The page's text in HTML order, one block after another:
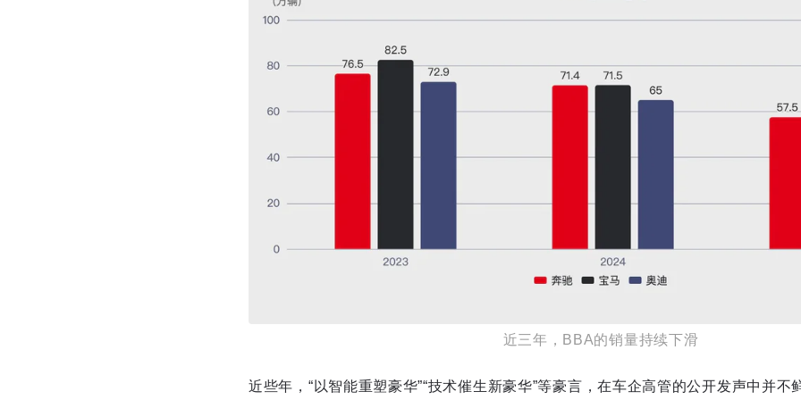
近三年，BBA的销量持续下滑
近些年，“以智能重塑豪华”“技术催生新豪华”等豪言，在车企高管的公开发声中并不